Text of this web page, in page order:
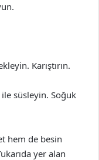
Karıştırın.
süsleyin. Soğuk
hem de besin
yer alan